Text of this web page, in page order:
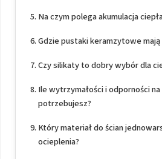
Na czym polega akumulacja
Gdzie pustaki keramzytowe
Czy silikaty to dobry wybór dla
Ile wytrzymałości i odporności
potrzebujesz?
Który materiał do ścian
ocieplenia?